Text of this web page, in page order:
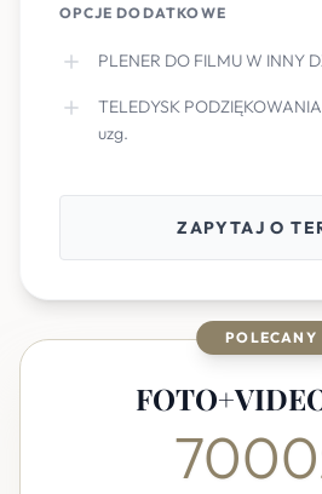
OPCJE DODATKOWE
PLENER DO FILMU W INNY
TELEDYSK
uzg.
ZAPYTAJ O
POLECANY